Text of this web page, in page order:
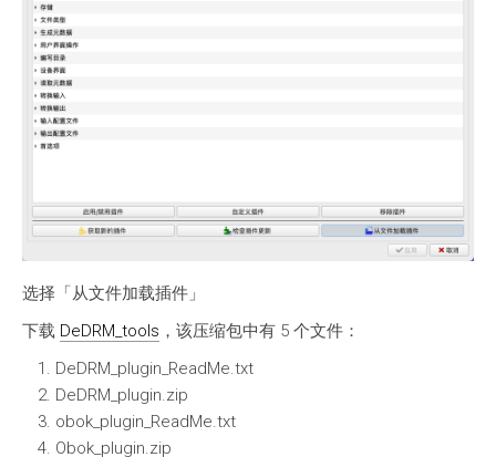
选择「从文件加载插件」
下载 DeDRM_tools ，该压缩包中有 5 个文件：
DeDRM_plugin_ReadMe.txt
DeDRM_plugin.zip
obok_plugin_ReadMe.txt
Obok_plugin.zip